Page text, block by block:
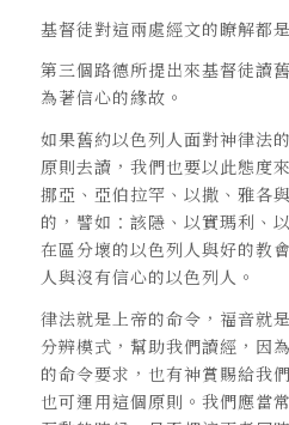
基督徒對這兩處經文的瞭解都
第三個路德所提出來基督徒讀
為著信心的緣故。
如果舊約以色列人面對神律法
原則去讀，我們也要以此態度
挪亞、亞伯拉罕、以撒、雅各
的，譬如：該隱、以實瑪利、
在區分壞的以色列人與好的教
人與沒有信心的以色列人。
律法就是上帝的命令，福音就
分辨模式，幫助我們讀經，因
的命令要求，也有神賞賜給我
也可運用這個原則。我們應當